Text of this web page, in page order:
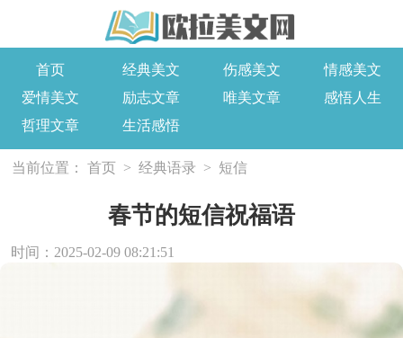
首页 经典美文 伤感美文
情感美文
爱情美文
励志文章 唯美文章
感悟人生
哲理文章
生活感悟
当前位置： 首页 > 经典语录 > 短信
春节的短信祝福语
时间：2025-02-09 08:21:51